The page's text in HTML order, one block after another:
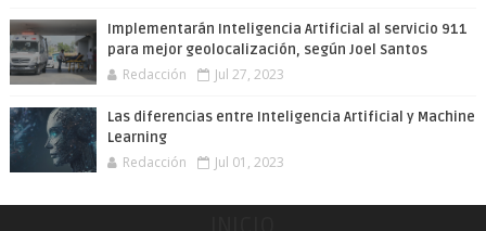
Implementarán Inteligencia Artificial al servicio 911
para mejor geolocalización, según Joel Santos
Redacción Jul 27, 2023
Las diferencias entre Inteligencia Artificial y Machine
Learning
Redacción Jul 01, 2023